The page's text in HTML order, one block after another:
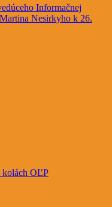
Informačnej
Nesirkyho k 26.
kolách OĽP